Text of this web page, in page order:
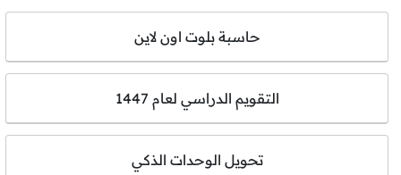
حاسبة بلوت اون لاين
التقويم الدراسي لعام 1447
تحويل الوحدات الذكي